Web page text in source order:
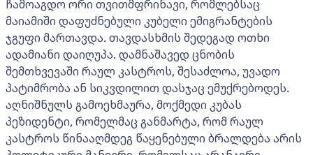
ჩამოაგდო ორი თვითმფრინავი, რომლებსაც
მაიამიში დაფუძნებული კუბელი ემიგრანტების
ჯგუფი მართავდა. თავდასხმის შედეგად ოთხი
ადამიანი დაიღუპა. დამნაშავედ ცნობის
შემთხვევაში რაულ კასტროს, შესაძლოა, უვადო
პატიმრობა ან სიკვდილით დასჯაც ემუქრებოდეს.
აღნიშნულს გამოეხმაურა, მოქმედი კუბას
პეზიდენტი, რომელმაც განმარტა, რომ რაულ
კასტროს წინააღმდეგ წაყენებული ბრალდება არის